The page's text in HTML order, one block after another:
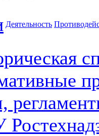
Деятельность